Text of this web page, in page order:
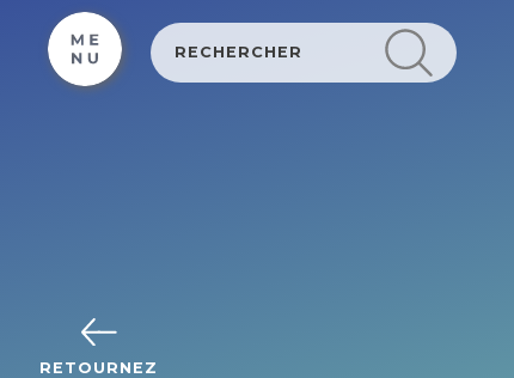
RETOURNEZ
Cookies management panel